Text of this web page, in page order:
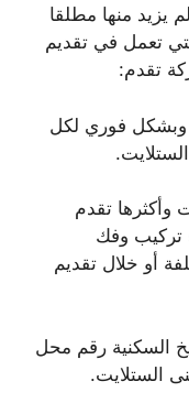
يزيد منها مطلقا
تعمل في تقديم
تقدم:
وبشكل فوري لكل
وأكثرها تقدم
تركيب وفك
أو خلال تقديم
السكنية رقم محل